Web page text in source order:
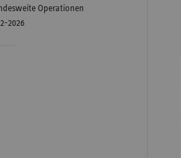
Operationen
2026